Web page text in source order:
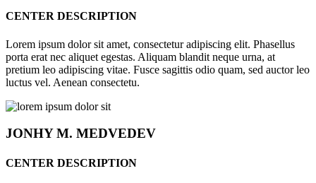
CENTER DESCRIPTION
Lorem ipsum dolor sit amet, consectetur adipiscing elit. Phasellus
porta erat nec aliquet egestas. Aliquam blandit neque urna, at
pretium leo adipiscing vitae. Fusce sagittis odio quam, sed auctor leo
luctus vel. Aenean consectetu.
JONHYM. MEDVEDEV
CENTER DESCRIPTION